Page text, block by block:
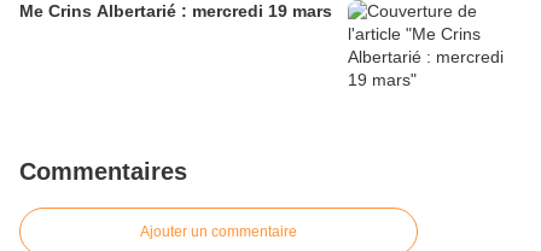
Me Crins Albertarié : mercredi 19 mars
Commentaires
Ajouter un commentaire